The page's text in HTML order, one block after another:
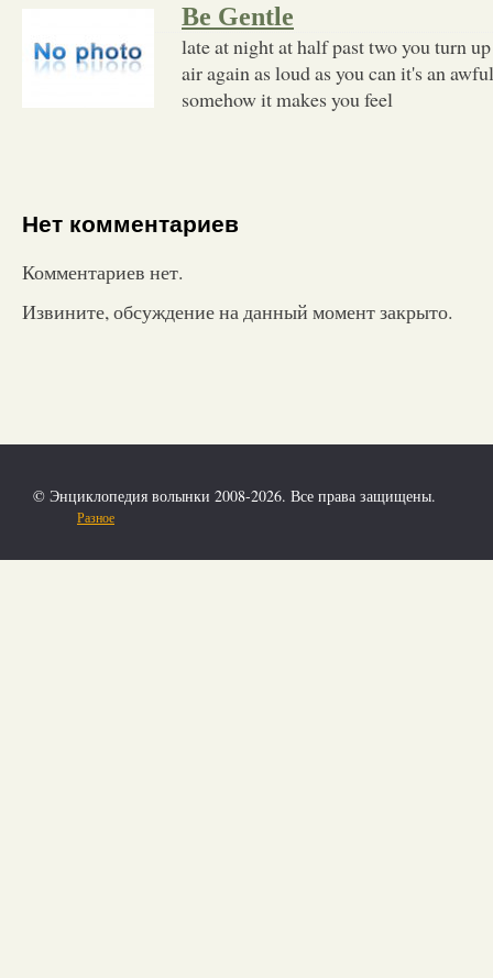
Be Gentle
late at night at half past two you turn
air again as loud as you can it's an
somehow it makes you feel
Нет комментариев
Комментариев нет.
Извините, обсуждение на данный момент закрыто.
© Энциклопедия волынки 2008-2026. Все права защищены.
Разное